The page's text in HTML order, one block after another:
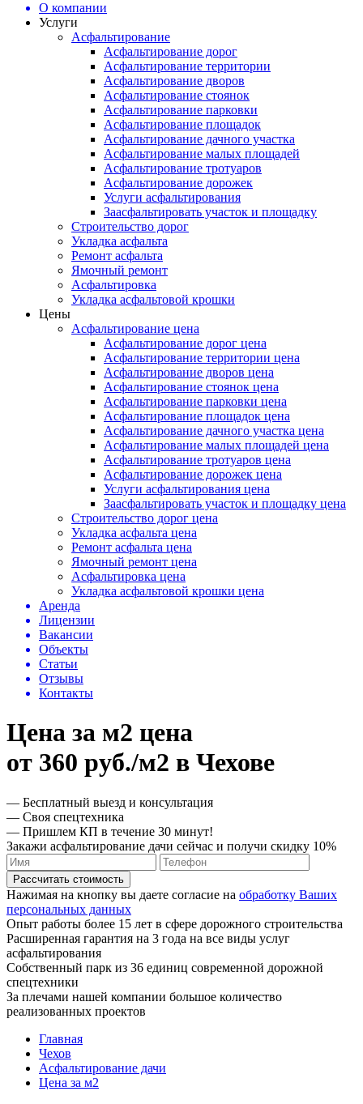
О компании
Услуги
Асфальтирование
Асфальтирование дорог
Асфальтирование территории
Асфальтирование дворов
Асфальтирование стоянок
Асфальтирование парковки
Асфальтирование площадок
Асфальтирование дачного участка
Асфальтирование малых площадей
Асфальтирование тротуаров
Асфальтирование дорожек
Услуги асфальтирования
Заасфальтировать участок и площадку
Строительство дорог
Укладка асфальта
Ремонт асфальта
Ямочный ремонт
Асфальтировка
Укладка асфальтовой крошки
Цены
Асфальтирование цена
Асфальтирование дорог цена
Асфальтирование территории цена
Асфальтирование дворов цена
Асфальтирование стоянок цена
Асфальтирование парковки цена
Асфальтирование площадок цена
Асфальтирование дачного участка цена
Асфальтирование малых площадей цена
Асфальтирование тротуаров цена
Асфальтирование дорожек цена
Услуги асфальтирования цена
Заасфальтировать участок и площадку цена
Строительство дорог цена
Укладка асфальта цена
Ремонт асфальта цена
Ямочный ремонт цена
Асфальтировка цена
Укладка асфальтовой крошки цена
Аренда
Лицензии
Вакансии
Объекты
Статьи
Отзывы
Контакты
Цена за м2 цена
от 360 руб./м2 в Чехове
— Бесплатный выезд и консультация
— Своя спецтехника
— Пришлем КП в течение 30 минут!
Закажи асфальтирование дачи сейчас и получи скидку 10%
Рассчитать стоимость
Нажимая на кнопку вы даете согласие на обработку Ваших
персональных данных
Опыт работы более 15 лет в сфере дорожного строительства
Расширенная гарантия на 3 года на все виды услуг
асфальтирования
Собственный парк из 36 единиц современной дорожной
спецтехники
За плечами нашей компании большое количество
реализованных проектов
Главная
Чехов
Асфальтирование дачи
Цена за м2